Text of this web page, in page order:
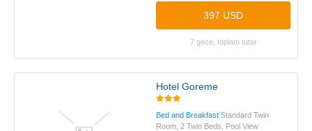
397 USD
7 gece, toplam tutar
Hotel Goreme
Bed and Breakfast Standard Twin
Room, 2 Twin Beds, Pool View